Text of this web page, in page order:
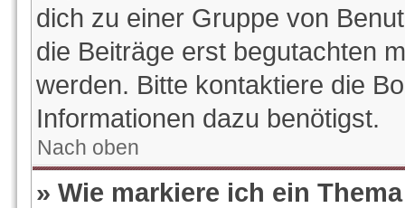
dich zu einer Gruppe von
die Beiträge erst begutachten
werden. Bitte kontaktiere die
Informationen dazu benötigst.
Nach oben
» Wie markiere ich ein